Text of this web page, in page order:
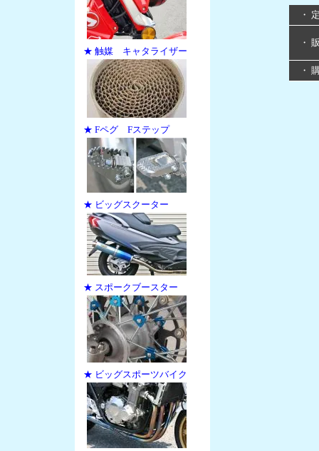
★ 触媒 キャタライザー
★ Fペグ Fステップ
★ ビッグスクーター
★ スポークブースター
★ ビッグスポーツバイク
・
・
・